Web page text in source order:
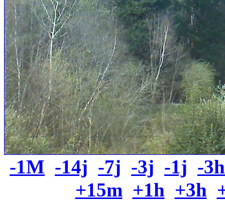
-1M -14j -7j -3j -1j -3h
+15m +1h +3h